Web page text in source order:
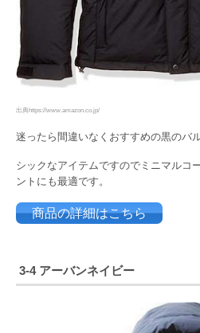
出典https://www.amazon.co.jp/
迷ったら間違いなくおすすめの黒のバ
シックなアイテムですのでミニマルコ
ントにも最適です。
商品の詳細はこちら
3-4 アーバンネイビー